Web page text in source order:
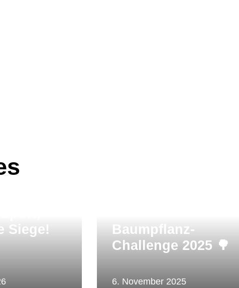
Siege!
Baumpflanz-
Challenge 2025 🌳
6. November 2025